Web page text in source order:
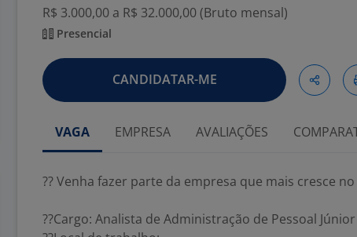
R$ 3.000,00 a R$ 32.000,00 (Bruto mensal)
Presencial
CANDIDATAR-ME
VAGA EMPRESA AVALIAÇÕES
?? Venha fazer parte da empresa que mais cresce no
??Cargo: Analista de Administração de Pessoal